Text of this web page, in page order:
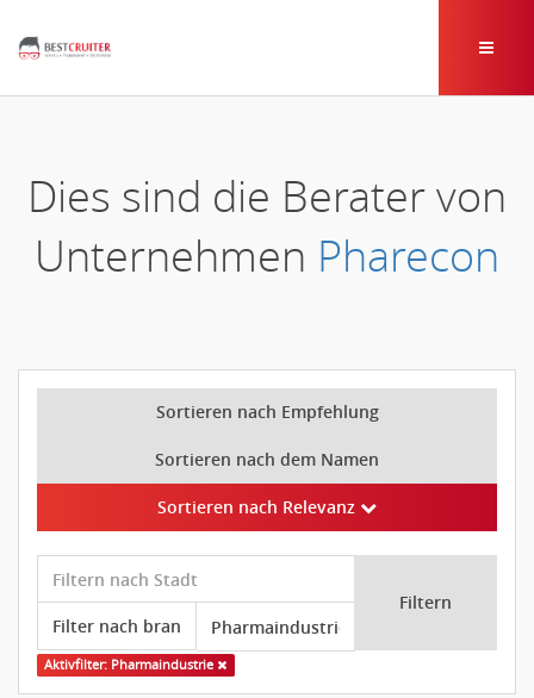
Dies sind die Berater von
Unternehmen Pharecon
Sortieren nach Empfehlung
Sortieren nach dem Namen
Sortieren nach Relevanz
Filtern
Aktivfilter: Pharmaindustrie